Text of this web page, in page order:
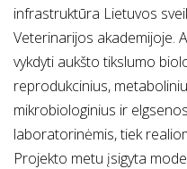
infrastruktūra Lietuvos
Veterinarijos akademijoje.
vykdyti aukšto tikslumo
reprodukcinius,
mikrobiologinius ir
laboratorinėmis, tiek
Projekto metu įsigyta